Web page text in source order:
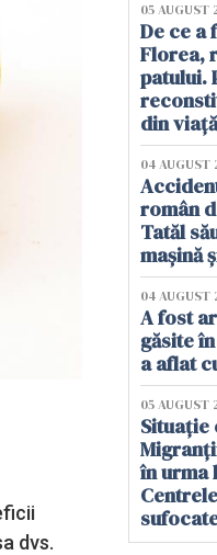
dvs.
05 AUGUST
De ce a
Florea,
patului.
din viață
04 AUGUST
român
Tatăl
mașină
04 AUGUST
A fost
găsite
a aflat
05 AUGUST
Situație
în urma